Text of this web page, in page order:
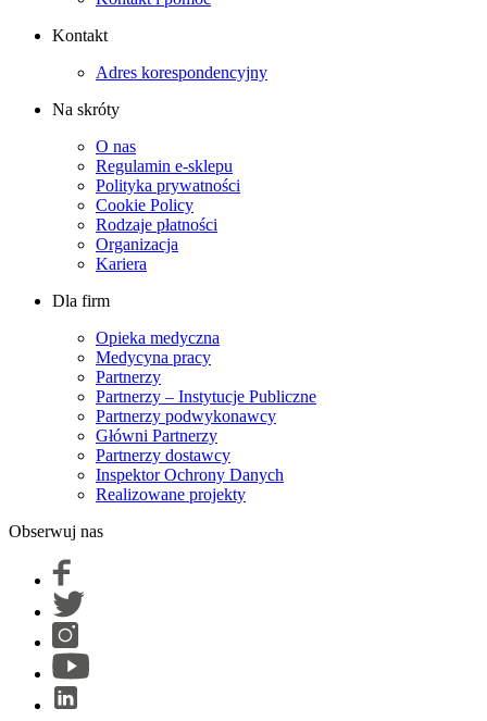
Kontakt
Adres korespondencyjny
Na skróty
O nas
Regulamin e-sklepu
Polityka prywatności
Cookie Policy
Rodzaje płatności
Organizacja
Kariera
Dla firm
Opieka medyczna
Medycyna pracy
Partnerzy
Partnerzy – Instytucje Publiczne
Partnerzy podwykonawcy
Główni Partnerzy
Partnerzy dostawcy
Inspektor Ochrony Danych
Realizowane projekty
Obserwuj nas